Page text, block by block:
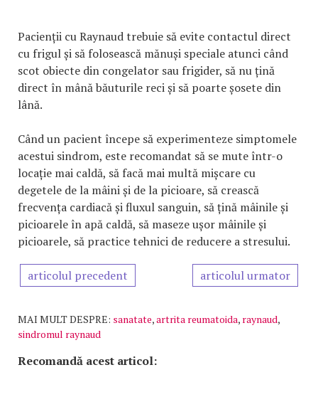
Pacienții cu Raynaud trebuie să evite contactul direct
cu frigul și să folosească mănuși speciale atunci când
scot obiecte din congelator sau frigider, să nu țină
direct în mână băuturile reci și să poarte șosete din
lână.
Când un pacient începe să experimenteze simptomele
acestui sindrom, este recomandat să se mute într-o
locație mai caldă, să facă mai multă mișcare cu
degetele de la mâini și de la picioare, să crească
frecvența cardiacă și fluxul sanguin, să țină mâinile și
picioarele în apă caldă, să maseze ușor mâinile și
picioarele, să practice tehnici de reducere a stresului.
articolul precedent articolul urmator
MAI MULT DESPRE: sanatate,artrita reumatoida, raynaud,
sindromul raynaud
Recomandă acest articol: